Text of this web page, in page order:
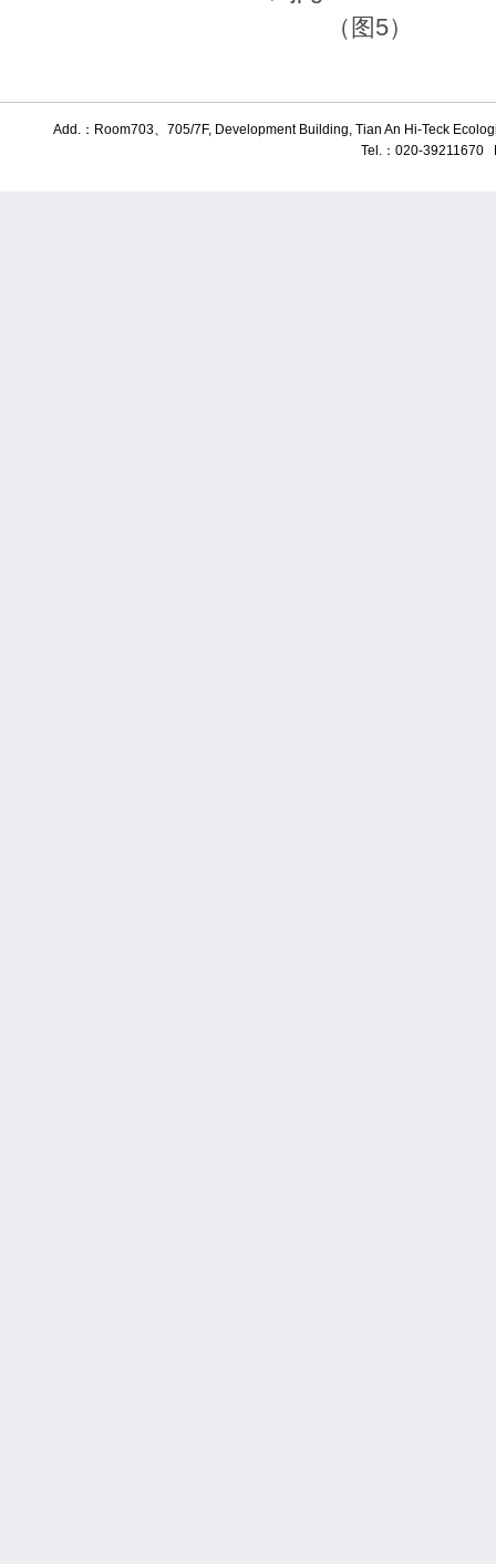
（图5）
Add.：Room703、705/7F, Development Building, Tian An Hi-Teck
Tel.：020-39211670